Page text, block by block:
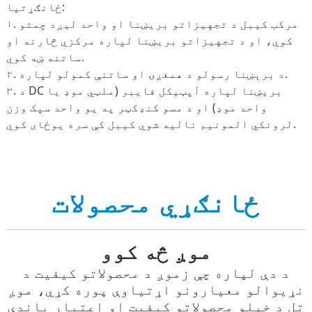
ځانګړتیا:
۱. مرکب کیبل د تجهیزاتو بریښنا او واحد لیږد چمتو
کوي، او د تجهیزاتو بریښنا لپاره مرکزي څارنه او
ساتنه ښه کوي.
۲. د برېښنا رسولو د همغږۍ او ساتنې کمولو لپاره.
۳. د DC بریښنا لپاره آپټیکل فایبر (ملټي موډ یا
واحد موډ) او د مسو کنډکټر په یو واحد سپک وزن
لرونکي المونیم نالیه شوي کیبل کې سره یوځای کوي.
ځانګړي محصولات
موږ څه کوو
د دې لپاره چې زموږ د محصولاتو کیفیت د
نړیوالو معیارونو اړتیاوې پوره کړي، موږ
تل د خپلو محصولاتو کیفیت او اعتبار باندې